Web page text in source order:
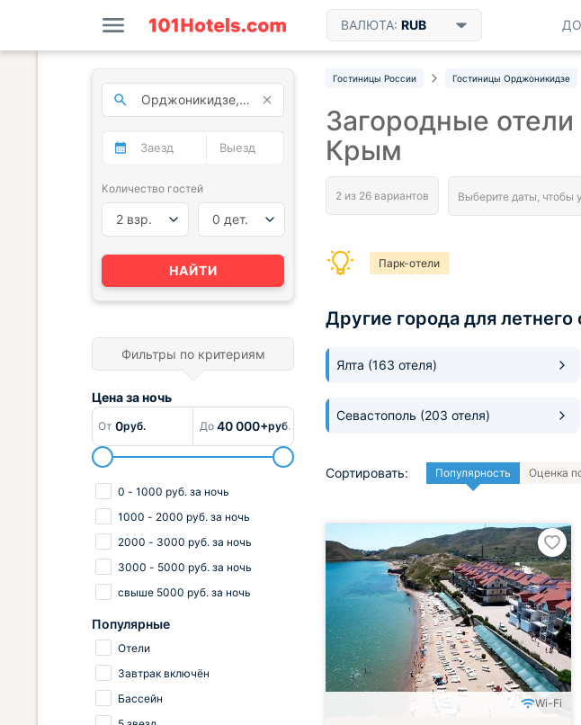
ВАЛЮТА: RUB
Гостиницы России Гостиницы Орджоникидзе
Загородные
Крым
Парк-отели
Другие города для летнего
Ялта (163 отеля)
Севастополь (203 отеля)
Сортировать: Популярность Оценка
Wi-Fi
Количество гостей
2 взр. 0 дет.
НАЙТИ
Фильтры по критериям
Цена заночь
От 0руб. До 40 000+руб.
0 - 1000 руб. за ночь
1000 - 2000 руб. за ночь
2000 - 3000 руб. за ночь
3000 - 5000 руб. за ночь
свыше 5000 руб. за ночь
Популярные
Отели
Завтрак включён
Бассейн